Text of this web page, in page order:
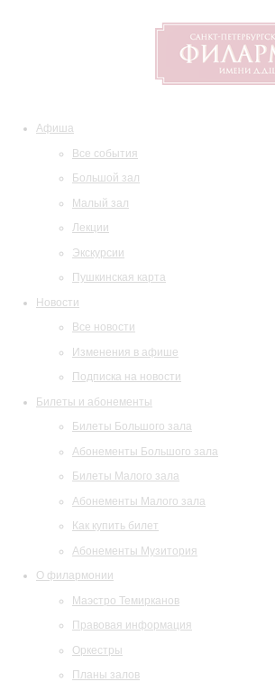
Афиша
Все события
Большой зал
Малый зал
Лекции
Экскурсии
Пушкинская карта
Новости
Все новости
Изменения в афише
Подписка на новости
Билеты и абонементы
Билеты Большого зала
Абонементы Большого зала
Билеты Малого зала
Абонементы Малого зала
Как купить билет
Абонементы Музитория
О филармонии
Маэстро Темирканов
Правовая информация
Оркестры
Планы залов